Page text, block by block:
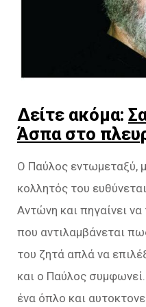
Δείτε ακόμα:
Άσπα στο
Ο Παύλος εντωμεταξύ,
κολλητός του
Αντώνη και πηγαίνει
που αντιλαμβάνεται
του ζητά απλά να
και ο Παύλος συμφωνεί.
ένα όπλο και